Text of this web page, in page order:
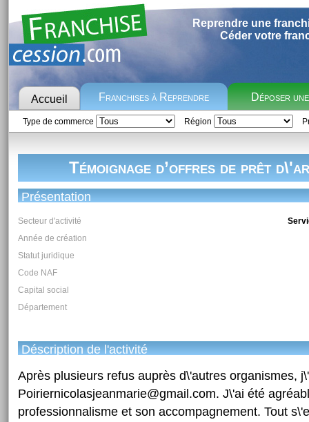
Reprendre une
Céder votre
Accueil Franchises à Reprendre Déposer
Type de commerce Région
Témoignage d’offres de prêt
Présentation
Secteur d'activité
Année de création
Statut juridique
Code NAF
Capital social
Département
Déscription de l'activité
Après plusieurs refus auprès d\'autres organismes,
Poiriernicolasjeanmarie@gmail.com. J\'ai été
professionnalisme et son accompagnement. Tout